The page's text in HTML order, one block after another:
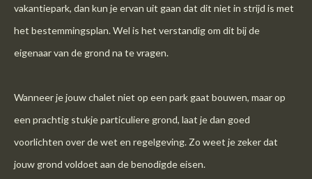
vakantiepark, dan kun je ervan uit gaan dat dit niet in strijd is met
het bestemmingsplan. Wel is het verstandig om dit bij de
eigenaar van de grond na te vragen.
Wanneer je jouw chalet niet op een park gaat bouwen, maar op
een prachtig stukje particuliere grond, laat je dan goed
voorlichten over de wet en regelgeving. Zo weet je zeker dat
jouw grond voldoet aan de benodigde eisen.